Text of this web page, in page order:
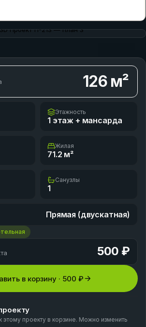
126м²
Этажность
1 этаж + мансарда
Жилая
71.2 м²
Санузлы
1
Прямая (двускатная)
500 ₽
в корзину · 500 ₽
проекту в корзине. Можно изменить